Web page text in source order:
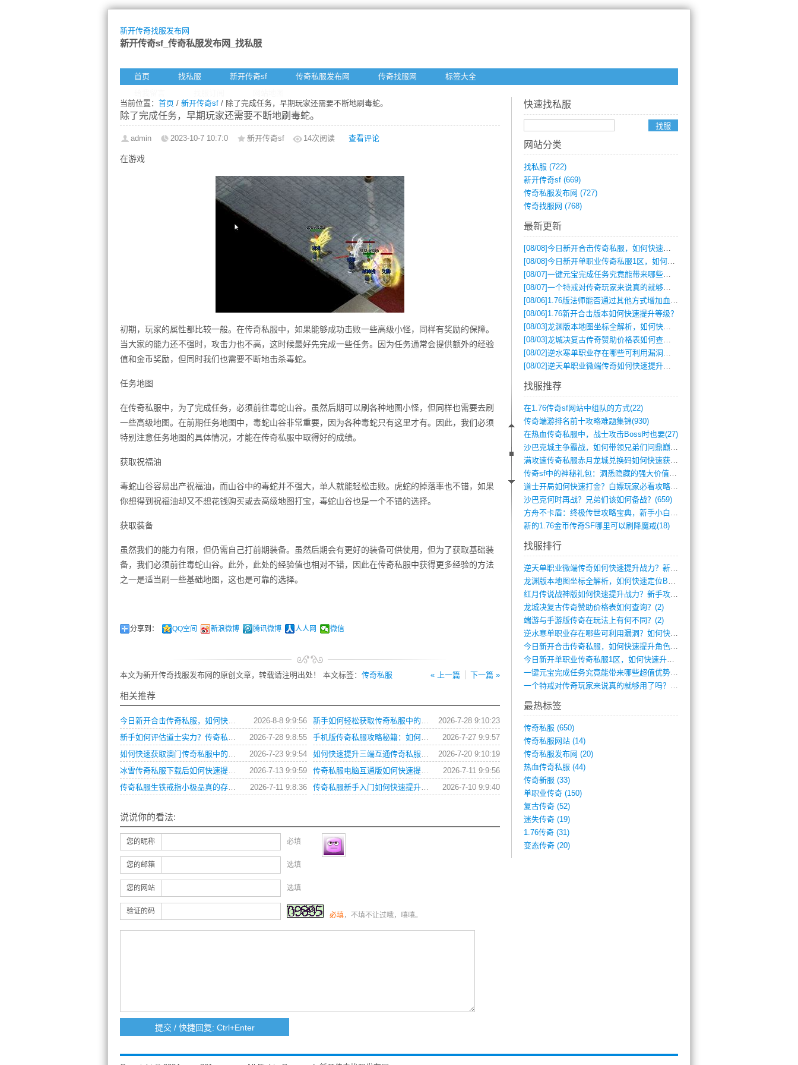
新开传奇找服发布网
新开传奇sf_传奇私服发布网_找私服
首页 找私服 新开传奇sf 传奇私服发布网 传奇找服网
标签大全
当前位置： 首页 / 新开传奇sf / 除了完成任务，早期玩家还需要不断地刷毒蛇。
除了完成任务，早期玩家还需要不断地刷毒蛇。
admin 2023-10-7 10:7:0 新开传奇sf 14次阅读 查看评论
在游戏
初期，玩家的属性都比较一般。在传奇私服中，如果能够成功击败一些高级小怪，同样有奖励的保障。
当大家的能力还不强时，攻击力也不高，这时候最好先完成一些任务。因为任务通常会提供额外的经验
值和金币奖励，但同时我们也需要不断地击杀毒蛇。
任务地图
在传奇私服中，为了完成任务，必须前往毒蛇山谷。虽然后期可以刷各种地图小怪，但同样也需要去刷
一些高级地图。在前期任务地图中，毒蛇山谷非常重要，因为各种毒蛇只有这里才有。因此，我们必须
特别注意任务地图的具体情况，才能在传奇私服中取得好的成绩。
获取祝福油
毒蛇山谷容易出产祝福油，而山谷中的毒蛇并不强大，单人就能轻松击败。虎蛇的掉落率也不错，如果
你想得到祝福油却又不想花钱购买或去高级地图打宝，毒蛇山谷也是一个不错的选择。
获取装备
虽然我们的能力有限，但仍需自己打前期装备。虽然后期会有更好的装备可供使用，但为了获取基础装
备，我们必须前往毒蛇山谷。此外，此处的经验值也相对不错，因此在传奇私服中获得更多经验的方法
之一是适当刷一些基础地图，这也是可靠的选择。
分享到： QQ空间 新浪微博 腾讯微博 人人网 微信
« 上一篇 下一篇 »
本文为新开传奇找服发布网的原创文章，转载请注明出处！ 本文标签： 传奇私服
相关推荐
2026-8-8 9:9:56
今日新开合击传奇私服，如何快速提升角色战力？ 2026-7-28 9:10:23
新手如何轻松获取传奇私服中的各类游戏礼包？
2026-7-28 9:8:55
新手如何评估道士实力？传奇私服玩家操作习惯全解析 2026-7-27 9:9:57
手机版传奇私服攻略秘籍：如何快速提升战力？
2026-7-23 9:9:54
如何快速获取澳门传奇私服中的顶级装备？ 2026-7-20 9:10:19
如何快速提升三端互通传奇私服角色战斗力？
2026-7-13 9:9:59
冰雪传奇私服下载后如何快速提升角色等级？ 2026-7-11 9:9:56
传奇私服电脑互通版如何快速提升角色等级？
2026-7-11 9:8:36
传奇私服生铁戒指小极品真的存在吗？如何获取？ 2026-7-10 9:9:40
传奇私服新手入门如何快速提升战力？
说说你的看法:
您的昵称 必填
您的邮箱 选填
您的网站 选填
验证的码 必填，不填不让过哦，嘻嘻。
快速找私服
网站分类
找私服 (722)
新开传奇sf (669)
传奇私服发布网 (727)
传奇找服网 (768)
最新更新
[08/08]今日新开合击传奇私服，如何快速提升角色战力？
[08/08]今日新开单职业传奇私服1区，如何快速升级与获取顶级装备？
[08/07]一键元宝完成任务究竟能带来哪些超值优势？
[08/07]一个特戒对传奇玩家来说真的就够用了吗？
[08/06] 1.76版法师能否通过其他方式增加血量？
[08/06] 1.76新开合击版本如何快速提升等级？
[08/03]龙渊版本地图坐标全解析，如何快速定位BOSS位置？
[08/03]龙城决复古传奇赞助价格表如何查询？
[08/02]逆水寒单职业存在哪些可利用漏洞？如何快速提升战力？
[08/02]逆天单职业微端传奇如何快速提升战力？新手必看攻略
找服推荐
在1.76传奇sf网站中组队的方式(22)
传奇端游排名前十攻略难题集锦(930)
在热血传奇私服中，战士攻击Boss时也要(27)
沙巴克城主争霸战，如何带领兄弟们问鼎巅峰(565)
满攻速传奇私服赤月龙城兑换码如何快速获取(676)
传奇sf中的神秘礼包：洞悉隐藏的强大价值(427)
道士开局如何快速打金？白嫖玩家必看攻略(5)
沙巴克何时再战？兄弟们该如何备战？(659)
方舟不卡盾：终极传世攻略宝典，新手小白逆(495)
新的1.76金币传奇SF哪里可以刷降魔戒(18)
找服排行
逆天单职业微端传奇如何快速提升战力？新手(4)
龙渊版本地图坐标全解析，如何快速定位BO(3)
红月传说战神版如何快速提升战力？新手攻略(3)
龙城决复古传奇赞助价格表如何查询？(2)
端游与手游版传奇在玩法上有何不同？(2)
逆水寒单职业存在哪些可利用漏洞？如何快速(1)
今日新开合击传奇私服，如何快速提升角色战(0)
今日新开单职业传奇私服1区，如何快速升级(0)
一键元宝完成任务究竟能带来哪些超值优势？(0)
一个特戒对传奇玩家来说真的就够用了吗？(0)
最热标签
传奇私服 (650)
传奇私服网站 (14)
传奇私服发布网 (20)
热血传奇私服 (44)
传奇新服 (33)
单职业传奇 (150)
复古传奇 (52)
迷失传奇 (19)
1.76传奇 (31)
变态传奇 (20)